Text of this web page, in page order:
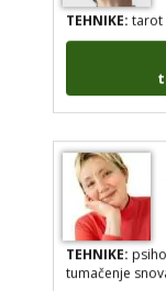
TEHNIKE:tarot
TEHNIKE:
tumačenje